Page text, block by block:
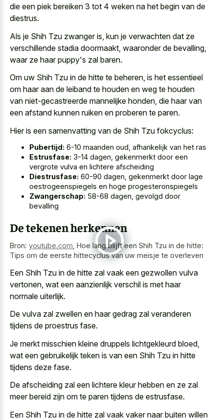
die een piek bereiken 3 tot 4 weken na het begin van de
diestrus.
Als je Shih Tzu zwanger is, kun je verwachten dat ze
verschillende stadia doormaakt, waaronder de bevalling,
waar ze haar puppy's zal baren.
Om uw Shih Tzu in de hitte te beheren, is het essentieel
om haar aan de leiband te houden en weg te houden
van niet-gecastreerde mannelijke honden, die haar van
een afstand kunnen ruiken en proberen te paren.
Hier is een samenvatting van de Shih Tzu fokcyclus:
Pubertijd: 6-10 maanden oud, afhankelijk van het ras
Estrusfase: 3-14 dagen, gekenmerkt door een
vergrote vulva en lichtere afscheiding
Diestrusfase: 60-90 dagen, gekenmerkt door lage
oestrogeenspiegels en hoge progesteronspiegels
Zwangerschap: 58-68 dagen, gevolgd door
bevalling
De tekenen herkennen
Bron: youtube.com Hoe lang blijft een Shih Tzu in de hitte:
Tips om de eerste hittecyclus van uw meisje te overleven
Een Shih Tzu in de hitte zal vaak een gezwollen vulva
vertonen, wat een aanzienlijk verschil is met haar
normale uiterlijk.
De vulva zal zwellen en haar gedrag zal veranderen
tijdens de proestrus fase.
Je merkt misschien kleine druppels lichtgekleurd bloed,
wat een gebruikelijk teken is van een Shih Tzu in hitte
tijdens deze fase.
De afscheiding zal een lichtere kleur hebben en ze zal
meer bereid zijn om te paren tijdens de estrusfase.
Een Shih Tzu in de hitte zal vaak vaker naar buiten willen